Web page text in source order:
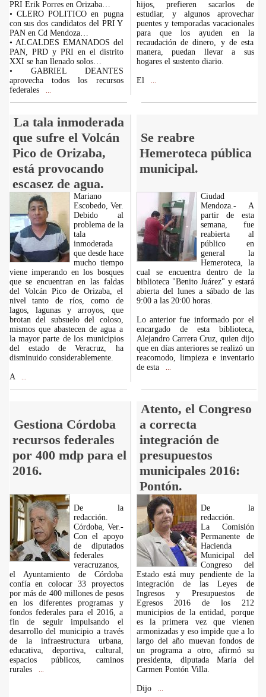
PRI Erik Porres en Orizaba…
• CLERO POLITICO en pugna
con sus dos candidatos del PRI Y
PAN en Cd Mendoza…
• ALCALDES EMANADOS del
PAN, PRD y PRI en el distrito
XXI se han llenado solos…
• GABRIEL DEANTES
aprovecha todos los recursos
federales
hijos, prefieren sacarlos de
estudiar, y algunos aprovechar
puentes y temporadas vacacionales
para que los ayuden en la
recaudación de dinero, y de esta
manera, puedan llevar a sus
hogares el sustento diario.
El
La tala inmoderada
que sufre el Volcán
Pico de Orizaba,
está provocando
escasez de agua.
Se reabre
Hemeroteca pública
municipal.
Mariano
Escobedo, Ver.
Debido al
problema de la
tala
inmoderada
que desde hace
mucho tiempo
viene imperando en los bosques
que se encuentran en las faldas
del Volcán Pico de Orizaba, el
nivel tanto de ríos, como de
lagos, lagunas y arroyos, que
brotan del subsuelo del coloso,
mismos que abastecen de agua a
la mayor parte de los municipios
del estado de Veracruz, ha
disminuido considerablemente.
A
Ciudad
Mendoza.- A
partir de esta
semana, fue
reabierta al
público en
general la
Hemeroteca, la
cual se encuentra dentro de la
biblioteca "Benito Juárez" y estará
abierta del lunes a sábado de las
9:00 a las 20:00 horas.
Lo anterior fue informado por el
encargado de esta biblioteca,
Alejandro Carrera Cruz, quien dijo
que en días anteriores se realizó un
reacomodo, limpieza e inventario
de esta
Gestiona Córdoba
recursos federales
por 400 mdp para el
2016.
Atento, el Congreso
a correcta
integración de
presupuestos
municipales 2016:
Pontón.
De la
redacción.
Córdoba, Ver.-
Con el apoyo
de diputados
federales
veracruzanos,
el Ayuntamiento de Córdoba
confía en colocar 33 proyectos
por más de 400 millones de pesos
en los diferentes programas y
fondos federales para el 2016, a
fin de seguir impulsando el
desarrollo del municipio a través
de la infraestructura urbana,
educativa, deportiva, cultural,
espacios públicos, caminos
rurales
De la
redacción.
La Comisión
Permanente de
Hacienda
Municipal del
Congreso del
Estado está muy pendiente de la
integración de las Leyes de
Ingresos y Presupuestos de
Egresos 2016 de los 212
municipios de la entidad, porque
es la primera vez que vienen
armonizadas y eso impide que a lo
largo del año muevan fondos de
un programa a otro, afirmó su
presidenta, diputada María del
Carmen Pontón Villa.
Dijo